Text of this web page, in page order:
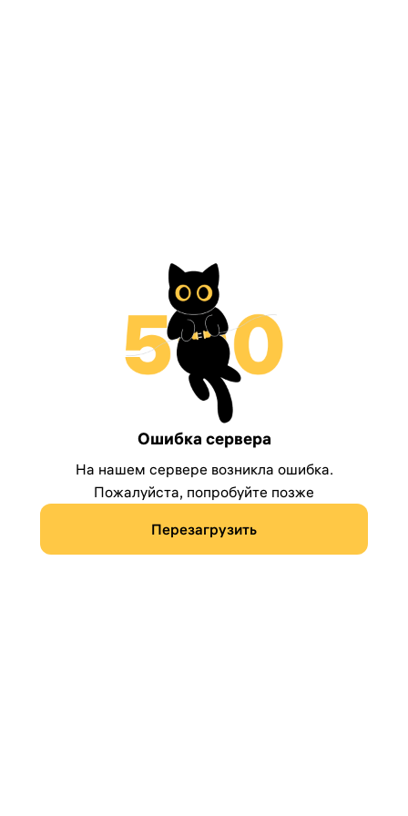
Ошибка сервера
На нашем сервере возникла ошибка.
Пожалуйста, попробуйте позже
Перезагрузить